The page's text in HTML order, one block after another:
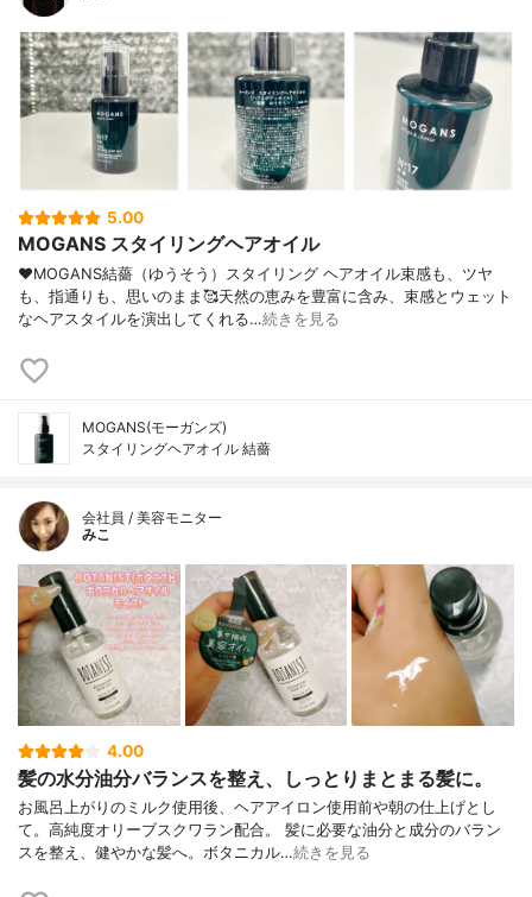
5.00
MOGANS スタイリングヘアオイル
♥MOGANS結薔（ゆうそう）スタイリング ヘアオイル束感も、ツヤ
も、指通りも、思いのまま🥰天然の恵みを豊富に含み、束感とウェット
なヘアスタイルを演出してくれる…続きを見る
MOGANS(モーガンズ)
スタイリングヘアオイル 結薔
会社員 / 美容モニター
みこ
4.00
髪の水分油分バランスを整え、しっとりまとまる髪に。
お風呂上がりのミルク使用後、ヘアアイロン使用前や朝の仕上げとし
て。高純度オリーブスクワラン配合。 髪に必要な油分と成分のバラン
スを整え、健やかな髪へ。ボタニカル…続きを見る